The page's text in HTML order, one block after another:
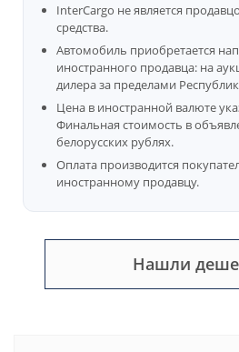
InterCargo не является
средства.
Автомобиль приобретается
иностранного продавца: на
дилера за пределами
Цена в иностранной валюте
Финальная стоимость в
белорусских рублях.
Оплата производится
иностранному продавцу.
Нашли